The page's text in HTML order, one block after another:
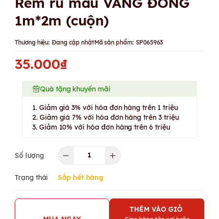
1m*2m (cuộn)
Thương hiệu: Đang cập nhậtMã sản phẩm: SP065963
35.000₫
Quà tặng khuyến mãi
1. Giảm giá 3% với hóa đơn hàng trên 1 triệu
2. Giảm giá 7% với hóa đơn hàng trên 3 triệu
3. Giảm 10% với hóa đơn hàng trên 6 triệu
Số lượng
Trạng thái Sắp hết hàng
THÊM VÀO GIỎ